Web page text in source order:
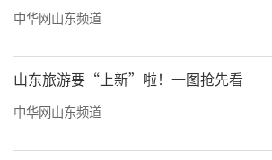
中华网山东频道
山东旅游要“上新”啦！一图抢先看
中华网山东频道